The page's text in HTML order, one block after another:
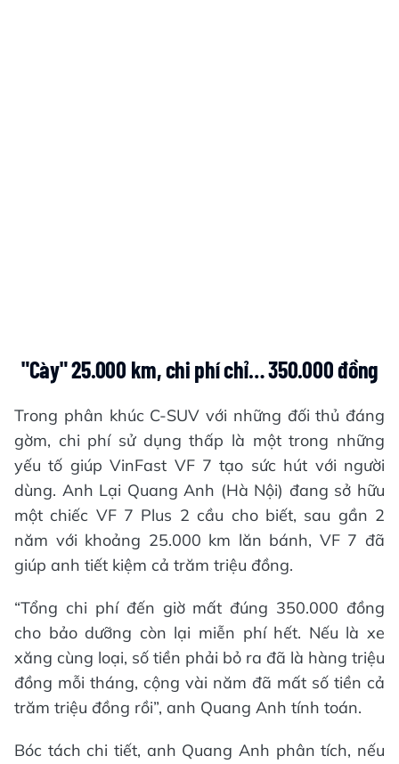
"Cày"25.000 km, chi phí chỉ… 350.000 đồng
Trong phân khúc C-SUV với những đối thủ đáng
gờm, chi phí sử dụng thấp là một trong những
yếu tố giúp VinFast VF 7 tạo sức hút với người
dùng. Anh Lại Quang Anh (Hà Nội) đang sở hữu
một chiếc VF 7 Plus 2 cầu cho biết, sau gần 2
năm với khoảng 25.000 km lăn bánh, VF 7 đã
giúp anh tiết kiệm cả trăm triệu đồng.
“Tổng chi phí đến giờ mất đúng 350.000 đồng
cho bảo dưỡng còn lại miễn phí hết. Nếu là xe
xăng cùng loại, số tiền phải bỏ ra đã là hàng triệu
đồng mỗi tháng, cộng vài năm đã mất số tiền cả
trăm triệu đồng rồi”, anh Quang Anh tính toán.
Bóc tách chi tiết, anh Quang Anh phân tích, nếu